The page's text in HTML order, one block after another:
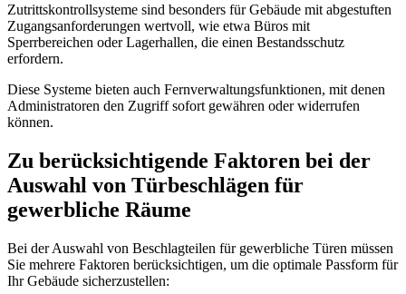
Zutrittskontrollsysteme sind besonders für Gebäude mit abgestuften
Zugangsanforderungen wertvoll, wie etwa Büros mit
Sperrbereichen oder Lagerhallen, die einen Bestandsschutz
erfordern.
Diese Systeme bieten auch Fernverwaltungsfunktionen, mit denen
Administratoren den Zugriff sofort gewähren oder widerrufen
können.
Zu berücksichtigende Faktoren bei der
Auswahl von Türbeschlägen für
gewerbliche Räume
Bei der Auswahl von Beschlagteilen für gewerbliche Türen müssen
Sie mehrere Faktoren berücksichtigen, um die optimale Passform für
Ihr Gebäude sicherzustellen: